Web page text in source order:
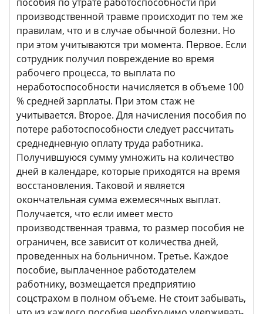
производственной травме происходит по тем же
правилам, что и в случае обычной болезни. Но
при этом учитываются три момента. Первое. Если
сотрудник получил повреждение во время
рабочего процесса, то выплата по
неработоспособности начисляется в объеме 100
% средней зарплаты. При этом стаж не
учитывается. Второе. Для начисления пособия по
потере работоспособности следует рассчитать
среднедневную оплату труда работника.
Получившуюся сумму умножить на количество
дней в календаре, которые приходятся на время
восстановления. Таковой и является
окончательная сумма ежемесячных выплат.
Получается, что если имеет место
производственная травма, то размер пособия не
ограничен, все зависит от количества дней,
проведенных на больничном. Третье. Каждое
пособие, выплаченное работодателем
работнику, возмещается предприятию
соцстрахом в полном объеме. Не стоит забывать,